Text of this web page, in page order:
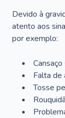
Devido à
atento aos
por exemplo:
Falta de
Tosse